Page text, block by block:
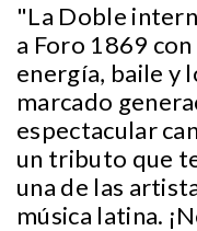
"La Doble
a Foro 1869
energía, baile y
marcado
espectacular
un tributo que
una de las
música latina.